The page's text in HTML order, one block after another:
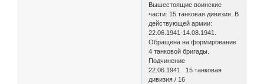
Вышестоящие воинские
части: 15 танковая дивизия. В
действующей армии:
22.06.1941-14.08.1941.
Обращена на формирование
4 танковой бригады.
Подчинение
22.06.1941 15 танковая
дивизия / 16